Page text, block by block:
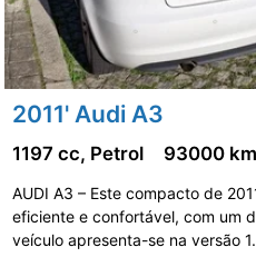
2011' Audi A3
1197 cc, Petrol 93000 km
AUDI A3 – Este compacto de
eficiente e confortável, com um
veículo apresenta-se na versão